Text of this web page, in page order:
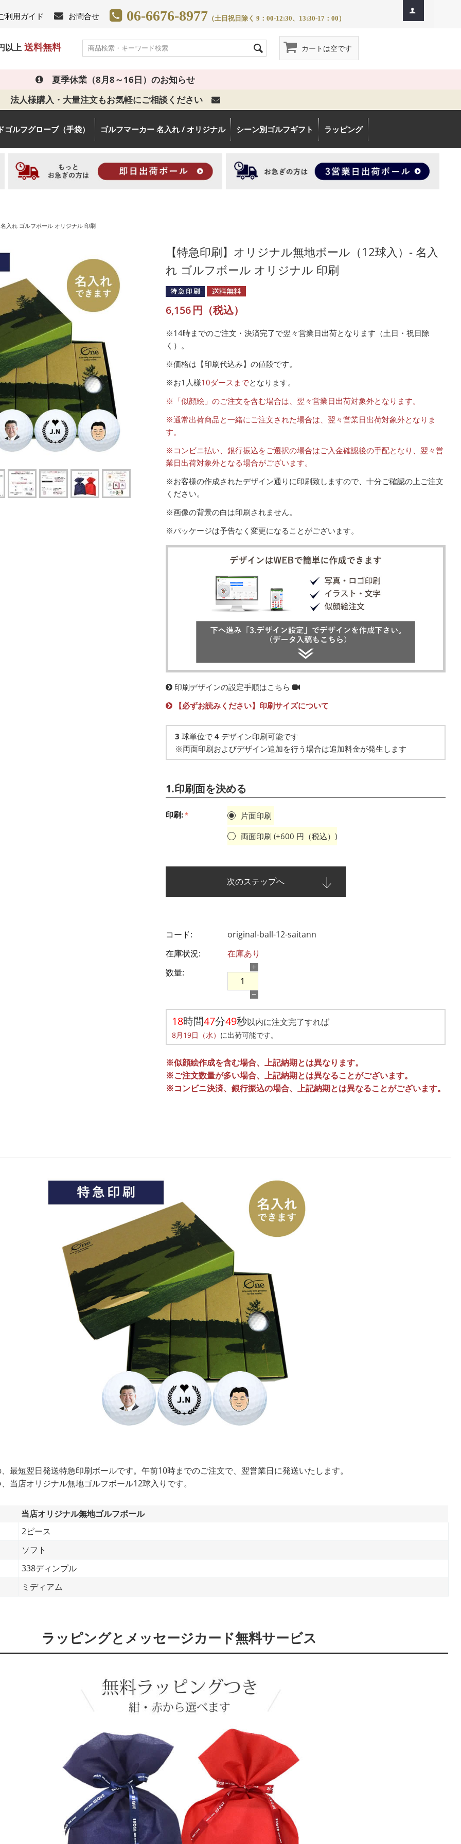
利用ガイド お問合せ 06-6676-8977 （土日祝日除く 9：00-12:30、13:30-17：00）
以上 送料無料 カートは空です
夏季休業（8月8～16日）のお知らせ
法人様購入・大量注文もお気軽にご相談ください
ルフグローブ（手袋） ゴルフマーカー 名入れ / オリジナル シーン別ゴルフギフト ラッピング
入れ ゴルフボール オリジナル 印刷
【特急印刷】オリジナル無地ボール（12球入）- 名入
れ ゴルフボール オリジナル 印刷
6,156円（税込）
※14時までのご注文・決済完了で翌々営業日出荷となります（土日・祝日除
く）。
※価格は【印刷代込み】の値段です。
※お1人様10ダースまでとなります。
※「似顔絵」のご注文を含む場合は、翌々営業日出荷対象外となります。
※通常出荷商品と一緒にご注文された場合は、翌々営業日出荷対象外となりま
す。
※コンビニ払い、銀行振込をご選択の場合はご入金確認後の手配となり、翌々営
業日出荷対象外となる場合がございます。
※お客様の作成されたデザイン通りに印刷致しますので、十分ご確認の上ご注文
ください。
※画像の背景の白は印刷されません。
※パッケージは予告なく変更になることがございます。
印刷デザインの設定手順はこちら
【必ずお読みください】印刷サイズについて
3 球単位で 4デザイン印刷可能です
※両面印刷およびデザイン追加を行う場合は追加料金が発生します
1.印刷面を決める
印刷:
片面印刷
両面印刷 (+600 円（税込）)
次のステップへ
コード:
original-ball-12-saitann
在庫状況:
在庫あり
数量:
+
−
18時間47分48秒以内に注文完了すれば
8月19日（水） に出荷可能です。
※似顔絵作成を含む場合、上記納期とは異なります。
※ご注文数量が多い場合、上記納期とは異なることがございます。
※コンビニ決済、銀行振込の場合、上記納期とは異なることがございます。
最短翌日発送特急印刷ボールです。午前10時までのご注文で、翌営業日に発送いたします。
当店オリジナル無地ゴルフボール12球入りです。
当店オリジナル無地ゴルフボール
2ピース
ソフト
338ディンプル
ミディアム
ラッピングとメッセージカード無料サービス